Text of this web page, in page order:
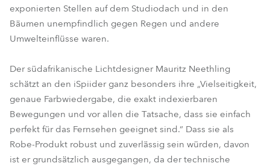
exponierten Stellen auf dem Studiodach und in den
Bäumen unempfindlich gegen Regen und andere
Umwelteinflüsse waren.
Der südafrikanische Lichtdesigner Mauritz Neethling
schätzt an den iSpiider ganz besonders ihre „Vielseitigkeit,
genaue Farbwiedergabe, die exakt indexierbaren
Bewegungen und vor allen die Tatsache, dass sie einfach
perfekt für das Fernsehen geeignet sind.“ Dass sie als
Robe-Produkt robust und zuverlässig sein würden, davon
ist er grundsätzlich ausgegangen, da der technische